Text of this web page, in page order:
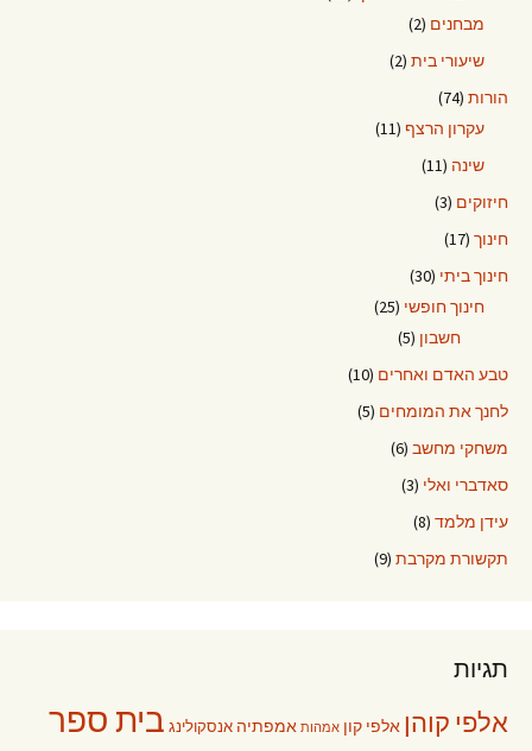
מבחנים (2)
שיעורי בית (2)
הורות (74)
עקרון הרצף (11)
שינה (11)
חיזוקים (3)
חינוך (17)
חינוך ביתי (30)
חינוך חופשי (25)
חשבון (5)
טבע האדם ואחרים (10)
לחנך את המומחים (5)
משחקי מחשב (6)
סאדברי ואלי (3)
עידן מלמד (8)
תקשורת מקרבת (9)
תגיות
אלפי קוהן אלפי קון אמהות אמפתיה אנסקולינג בית ספר